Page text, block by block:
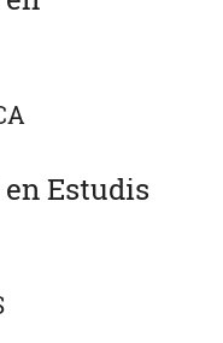
Estudis